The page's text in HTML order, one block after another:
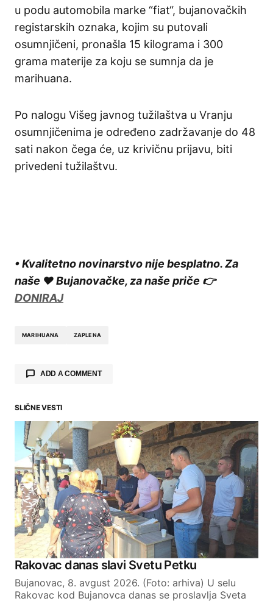
u podu automobila marke “fiat“, bujanovačkih
registarskih oznaka, kojim su putovali
osumnjičeni, pronašla 15 kilograma i 300
grama materije za koju se sumnja da je
marihuana.
Po nalogu Višeg javnog tužilaštva u Vranju
osumnjičenima je određeno zadržavanje do 48
sati nakon čega će, uz krivičnu prijavu, biti
privedeni tužilaštvu.
• Kvalitetno novinarstvo nije besplatno. Za
naše ❤️ Bujanovačke, za naše priče 👉
DONIRAJ
MARIHUANA ZAPLENA
ADD A COMMENT
Your email address will not be published.
Required fields are marked*
Comment*
Your Name
Your E-mail
SLIČNE VESTI
Rakovac danas slavi Svetu Petku
Bujanovac, 8. avgust 2026. (Foto: arhiva) U selu
Rakovac kod Bujanovca danas se proslavlja Sveta